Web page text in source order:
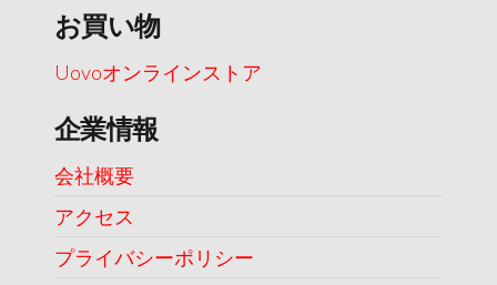
お買い物
Uovoオンラインストア
企業情報
会社概要
アクセス
プライバシーポリシー